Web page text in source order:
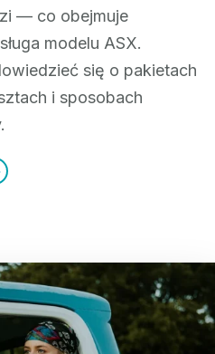
— co obejmuje
modelu ASX.
się o pakietach
i sposobach